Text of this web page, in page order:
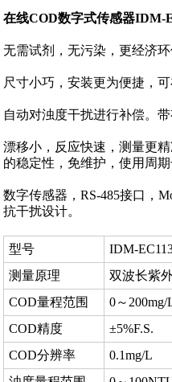
在线COD数字式传感器IDM-
无需试剂，无污染，更经济环
尺寸小巧，安装更为便捷，
自动对浊度干扰进行补偿。
漂移小，反应快速，测量更
的稳定性，免维护，使用周期
数字传感器，RS-485接口，
抗干扰设计。
型号
IDM-
测量原理
双波长紫
COD量程范围
0～200mg/
COD精度
±5%F.S.
COD分辨率
0.1mg/L